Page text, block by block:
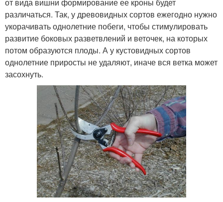
различаться. Так, у древовидных сортов ежегодно нужно
укорачивать однолетние побеги, чтобы стимулировать
развитие боковых разветвлений и веточек, на которых
потом образуются плоды. А у кустовидных сортов
однолетние приросты не удаляют, иначе вся ветка может
засохнуть.